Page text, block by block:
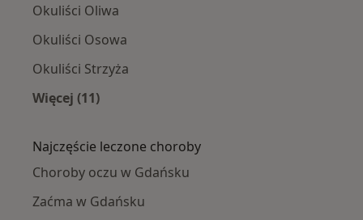
Okuliści Oliwa
Okuliści Osowa
Okuliści Strzyża
Więcej (11)
Najczęście leczone choroby
Choroby oczu w Gdańsku
Zaćma w Gdańsku